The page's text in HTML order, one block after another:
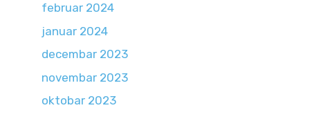
februar 2024
januar 2024
decembar 2023
novembar 2023
oktobar 2023